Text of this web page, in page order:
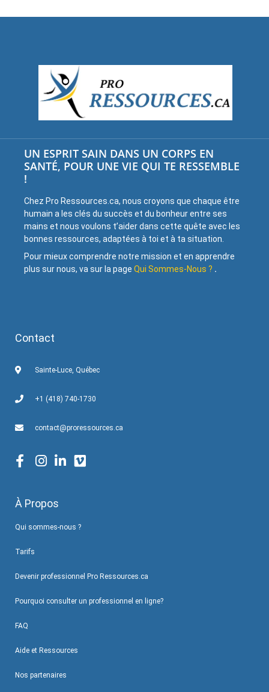
UN ESPRIT SAIN DANS UN CORPS EN
SANTÉ, POUR UNE VIE QUI TE RESSEMBLE
!
Chez Pro Ressources.ca, nous croyons que chaque être
humain a les clés du succès et du bonheur entre ses
mains et nous voulons t’aider dans cette quête avec les
bonnes ressources, adaptées à toi et à ta situation.
Pour mieux comprendre notre mission et en apprendre
plus sur nous, va sur la page Qui Sommes-Nous ? .
Contact
Sainte-Luce, Québec
+1 (418) 740-1730
contact@proressources.ca
À Propos
Qui sommes-nous ?
Tarifs
Devenir professionnel Pro Ressources.ca
Pourquoi consulter un professionnel en ligne?
FAQ
Aide et Ressources
Nos partenaires